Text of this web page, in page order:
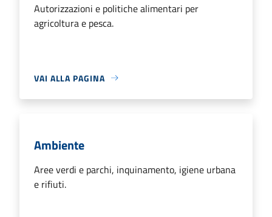
Autorizzazioni e politiche alimentari per
agricoltura e pesca.
VAI ALLA PAGINA
Ambiente
Aree verdi e parchi, inquinamento, igiene urbana
e rifiuti.